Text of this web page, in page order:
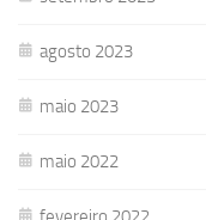
agosto 2023
maio 2023
maio 2022